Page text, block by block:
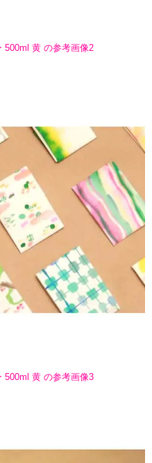
500ml 黄 の参考画像2
500ml 黄 の参考画像3